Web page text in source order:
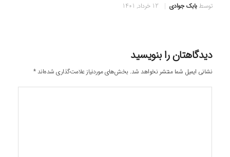
توسطبابک جوادی 12 خرداد, 1401
دیدگاهتان را بنویسید
نشانی ایمیل شما منتشر نخواهد شد. بخش‌های موردنیاز علامت‌گذاری شده‌اند*